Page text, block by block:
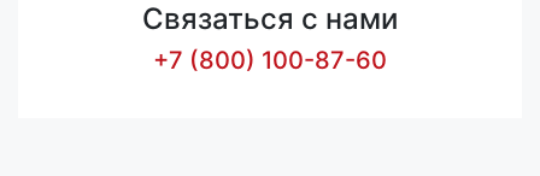
Связаться с нами
+7 (800) 100-87-60